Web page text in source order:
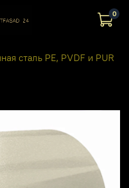
0
сталь PE, PVDF и PUR